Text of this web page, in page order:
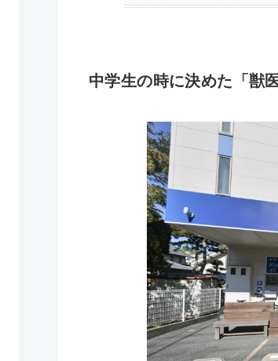
中学生の時に決めた「獣